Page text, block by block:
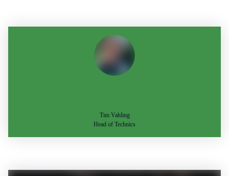
Tim Vahling
Head of Technics